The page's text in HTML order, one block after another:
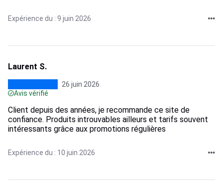
Expérience du : 9 juin 2026
Laurent S.
26 juin 2026
Avis vérifié
Client depuis des années, je recommande ce site de
confiance. Produits introuvables ailleurs et tarifs souvent
intéressants grâce aux promotions régulières
Expérience du : 10 juin 2026